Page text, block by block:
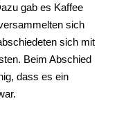
gab es Kaffee
sich
sich mit
Beim Abschied
dass es ein